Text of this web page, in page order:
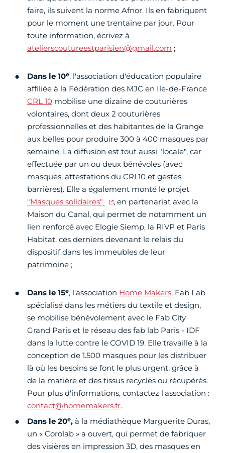
faire, ils suivent la norme Afnor. Ils en fabriquent
pour le moment une trentaine par jour. Pour
toute information, écrivez à
atelierscoutureestparisien@gmail.com ;
Dans le 10e, l'association d'éducation populaire
affiliée à la Fédération des MJC en Ile-de-France
CRL 10 mobilise une dizaine de couturières
volontaires, dont deux 2 couturières
professionnelles et des habitantes de la Grange
aux belles pour produire 300 à 400 masques par
semaine. La diffusion est tout aussi "locale", car
effectuée par un ou deux bénévoles (avec
masques, attestations du CRL10 et gestes
barrières). Elle a également monté le projet
"Masques solidaires"
, en partenariat avec la
Maison du Canal, qui permet de notamment un
lien renforcé avec Elogie Siemp, la RIVP et Paris
Habitat, ces derniers devenant le relais du
dispositif dans les immeubles de leur
patrimoine ;
Dans le 15e, l'association Home Makers, Fab Lab
spécialisé dans les métiers du textile et design,
se mobilise bénévolement avec le Fab City
Grand Paris et le réseau des fab lab Paris - IDF
dans la lutte contre le COVID 19. Elle travaille à la
conception de 1.500 masques pour les distribuer
là où les besoins se font le plus urgent, grâce à
de la matière et des tissus recyclés ou récupérés.
Pour plus d'informations, contactez l'association :
contact@homemakers.fr.
Dans le 20e, à la médiathèque Marguerite Duras,
un « Corolab » a ouvert, qui permet de fabriquer
des visières en impression 3D, des masques en